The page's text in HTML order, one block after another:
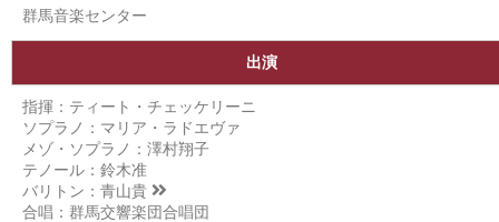
群馬音楽センター
出演
指揮：ティート・チェッケリーニ
ソプラノ：マリア・ラドエヴァ
メゾ・ソプラノ：澤村翔子
テノール：鈴木准
バリトン： 青山貴
合唱：群馬交響楽団合唱団